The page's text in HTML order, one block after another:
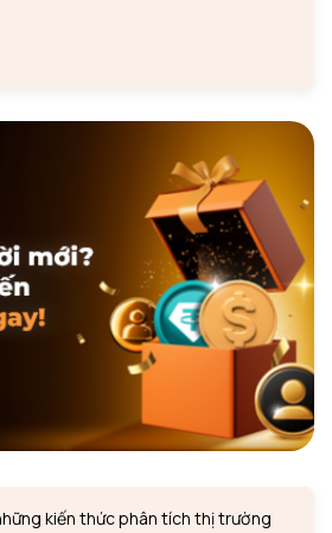
kiến thức phân tích thị trường